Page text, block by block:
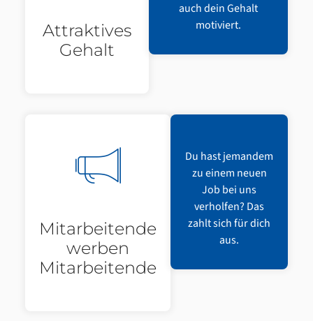
Attraktives
Gehalt
auch dein Gehalt
motiviert.
Mitarbeitende
werben
Mitarbeitende
Du hast jemandem
zu einem neuen
Job bei uns
verholfen? Das
zahlt sich für dich
aus.